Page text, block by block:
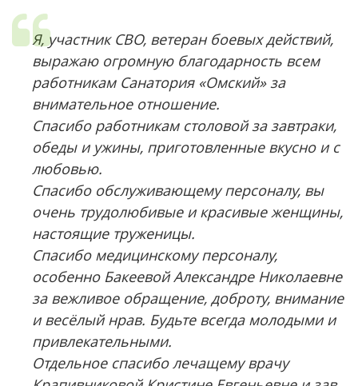
Я, участник СВО, ветеран боевых действий,
выражаю огромную благодарность всем
работникам Санатория «Омский» за
внимательное отношение.
Спасибо работникам столовой за завтраки,
обеды и ужины, приготовленные вкусно и с
любовью.
Спасибо обслуживающему персоналу, вы
очень трудолюбивые и красивые женщины,
настоящие труженицы.
Спасибо медицинскому персоналу,
особенно Бакеевой Александре Николаевне
за вежливое обращение, доброту, внимание
и весёлый нрав. Будьте всегда молодыми и
привлекательными.
Отдельное спасибо лечащему врачу